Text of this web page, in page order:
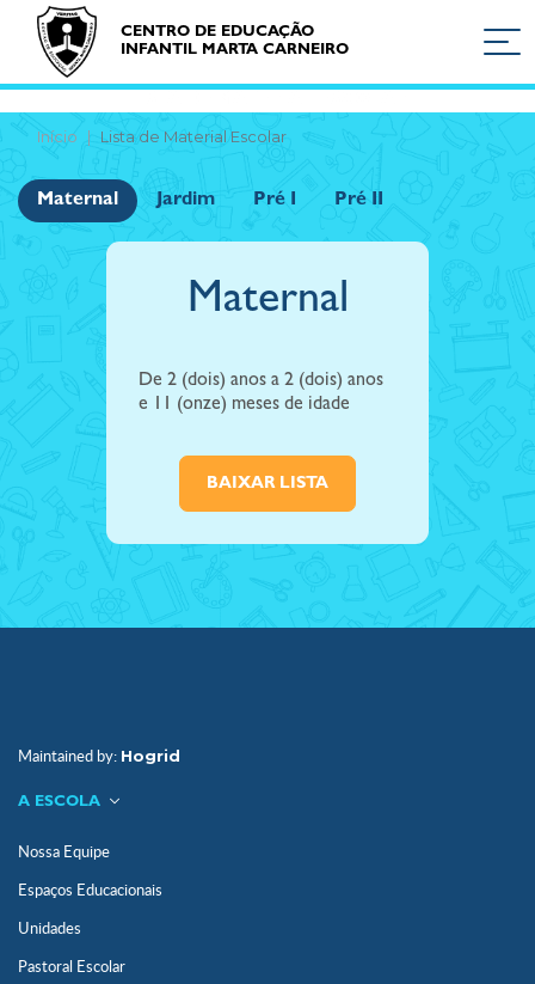
CENTRO DE EDUCAÇÃO
INFANTIL MARTA CARNEIRO
Início Lista de Material Escolar
Maternal Jardim Pré I Pré II
Maternal
De 2 (dois) anos a 2 (dois) anos
e 11 (onze) meses de idade
BAIXAR LISTA
Maintained by: Hogrid
A ESCOLA
Nossa Equipe
Espaços Educacionais
Unidades
Pastoral Escolar